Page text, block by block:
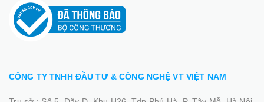
CÔNG TY TNHH ĐẦU TƯ & CÔNG NGHỆ VT VIỆT NAM